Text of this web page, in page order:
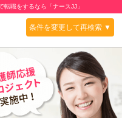
職をするなら「ナースJJ」
条件を変更して再検索 ▼